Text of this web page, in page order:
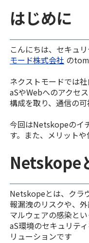
はじめに
こんにちは、セキュ
モード株式会社 の
ネクストモードでは
aSやWebへのアクセ
構成を取り、通信の
今回はNetskopeのイ
す。また、メリット
Netskope
Netskopeとは、クラ
報漏洩のリスクや、
マルウェアの感染と
aS環境のセキュリテ
リューションです